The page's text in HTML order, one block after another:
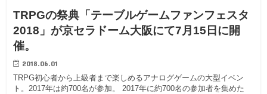
TRPGの祭典「テーブルゲームファンフェスタ
2018」が京セラドーム大阪にて7月15日に開
催。
2018.06.01
TRPG初心者から上級者まで楽しめるアナログゲームの大型イベン
ト。2017年は約700名が参加。 2017年に約700名の参加者を集めた